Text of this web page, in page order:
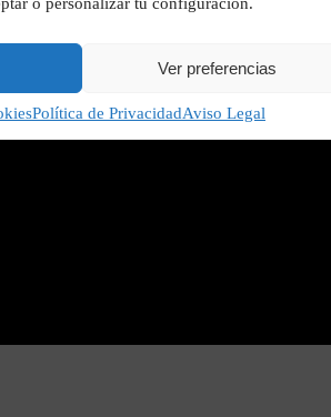
Ver preferencias
Política de PrivacidadAviso Legal